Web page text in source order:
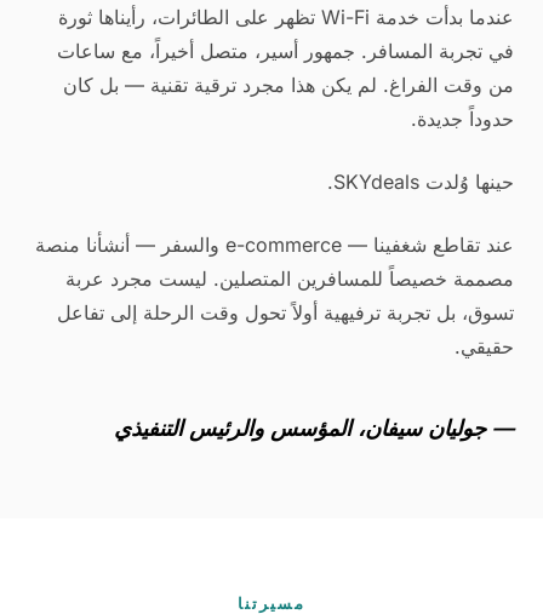
عندما بدأت خدمة Wi-Fi تظهر على الطائرات، رأيناها ثورة
في تجربة المسافر. جمهور أسير، متصل أخيراً، مع ساعات
من وقت الفراغ. لم يكن هذا مجرد ترقية تقنية — بل كان
حدوداً جديدة.
حينها وُلدت SKYdeals.
عند تقاطع شغفينا — e-commerce والسفر — أنشأنا منصة
مصممة خصيصاً للمسافرين المتصلين. ليست مجرد عربة
تسوق، بل تجربة ترفيهية أولاً تحول وقت الرحلة إلى تفاعل
حقيقي.
— جوليان سيفان، المؤسس والرئيس التنفيذي
مسيرتنا